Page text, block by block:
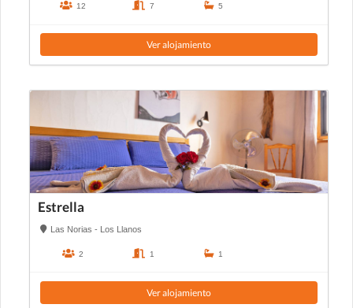
12 7 5
Ver alojamiento
Estrella
Las Norias - Los Llanos
2 1 1
Ver alojamiento